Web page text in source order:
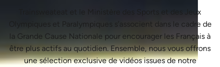
Trainsweateat et le Ministère des Sports et des Jeux
Olympiques et Paralympiques s’associent dans le cadre de
la Grande Cause Nationale pour encourager les Français à
être plus actifs au quotidien. Ensemble, nous vous offrons
une sélection exclusive de vidéos issues de notre